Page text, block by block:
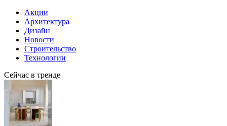
Акции
Архитектура
Дизайн
Новости
Строительство
Технологии
Сейчас в тренде